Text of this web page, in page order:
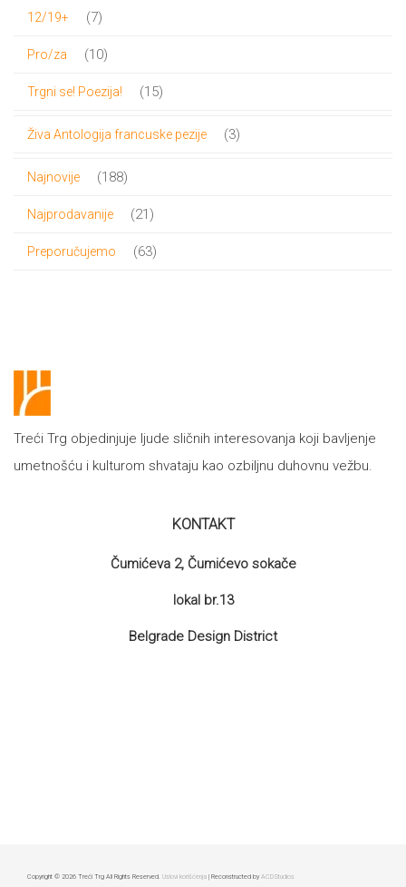
12/19+ 77
Pro/za 1010
Trgni se! Poezija! 1515
Živa Antologija francuske pezije 33
Najnovije 188188
Najprodavanije 2121
Preporučujemo 6363
Treći Trg objedinjuje ljude sličnih interesovanja koji bavljenje
umetnošću i kulturom shvataju kao ozbiljnu duhovnu vežbu.
KONTAKT
Čumićeva 2, Čumićevo sokače
lokal br.13
Belgrade Design District
Copyright © 2026 Treći Trg All Rights Reserved. Uslovi korišćenja | Reconstructed byACDStudios